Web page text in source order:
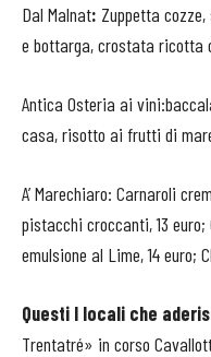
Dal Malnat: Zuppetta
e bottarga, crostata ricotta
Antica Osteria ai
casa, risotto ai frutti di
A’ Marechiaro: Carnaroli
pistacchi croccanti, 13
emulsione al Lime, 14 euro;
Questi l locali che
Trentatré» in corso